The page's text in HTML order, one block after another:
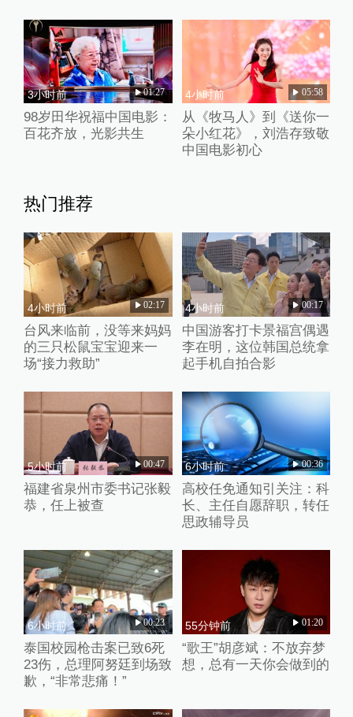
3小时前 01:27
98岁田华祝福中国电影：
百花齐放，光影共生
4小时前 05:58
从《牧马人》到《送你一
朵小红花》，刘浩存致敬
中国电影初心
热门推荐
4小时前 02:17
台风来临前，没等来妈妈
的三只松鼠宝宝迎来一
场“接力救助”
4小时前 00:17
中国游客打卡景福宫偶遇
李在明，这位韩国总统拿
起手机自拍合影
5小时前 00:47
福建省泉州市委书记张毅
恭，任上被查
6小时前 00:36
高校任免通知引关注：科
长、主任自愿辞职，转任
思政辅导员
6小时前 00:23
泰国校园枪击案已致6死
23伤，总理阿努廷到场致
歉，“非常悲痛！”
55分钟前 01:20
“歌王”胡彦斌：不放弃梦
想，总有一天你会做到的